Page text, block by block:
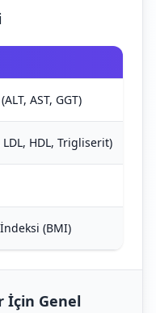
AST, GGT)
HDL, Trigliserit)
(BMI)
İçin Genel